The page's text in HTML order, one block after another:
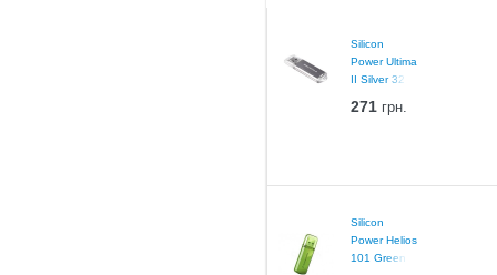
Silicon
Power Ultima
II Silver 32
271 грн.
Silicon
Power Helios
101 Green